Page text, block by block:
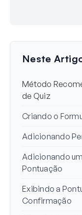
Última atualização
Neste
Método
de Quiz
Criando o
Adicionando
Adicionando
Pontuação
Exibindo a
Confirmação